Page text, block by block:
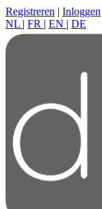
Registreren | Inloggen
NL | FR | EN | DE